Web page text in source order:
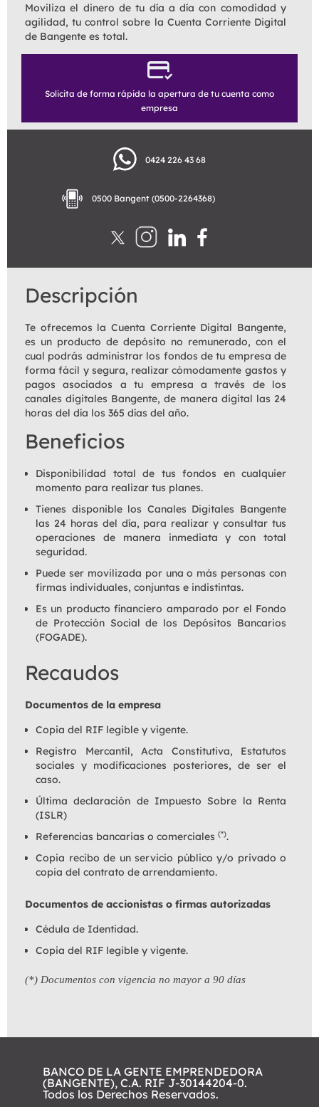
Moviliza el dinero de tu día a día con comodidad y
agilidad, tu control sobre la Cuenta Corriente Digital
de Bangente es total.
Solicita de forma rápida la apertura de tu cuenta como
empresa
0424 226 43 68
0500 Bangent (0500-2264368)
Descripción
Te ofrecemos la Cuenta Corriente Digital Bangente,
es un producto de depósito no remunerado, con el
cual podrás administrar los fondos de tu empresa de
forma fácil y segura, realizar cómodamente gastos y
pagos asociados a tu empresa a través de los
canales digitales Bangente, de manera digital las 24
horas del día los 365 días del año.
Beneficios
Disponibilidad total de tus fondos en cualquier
momento para realizar tus planes.
Tienes disponible los Canales Digitales Bangente
las 24 horas del día, para realizar y consultar tus
operaciones de manera inmediata y con total
seguridad.
Puede ser movilizada por una o más personas con
firmas individuales, conjuntas e indistintas.
Es un producto financiero amparado por el Fondo
de Protección Social de los Depósitos Bancarios
(FOGADE).
Recaudos
Documentos de la empresa
Copia del RIF legible y vigente.
Registro Mercantil, Acta Constitutiva, Estatutos
sociales y modificaciones posteriores, de ser el
caso.
Última declaración de Impuesto Sobre la Renta
(ISLR)
Referencias bancarias o comerciales (*).
Copia recibo de un servicio público y/o privado o
copia del contrato de arrendamiento.
Documentos de accionistas o firmas autorizadas
Cédula de Identidad.
Copia del RIF legible y vigente.
(*) Documentos con vigencia no mayor a 90 días
BANCO DE LA GENTE EMPRENDEDORA
(BANGENTE), C.A. RIF J-30144204-0.
Todos los Derechos Reservados.